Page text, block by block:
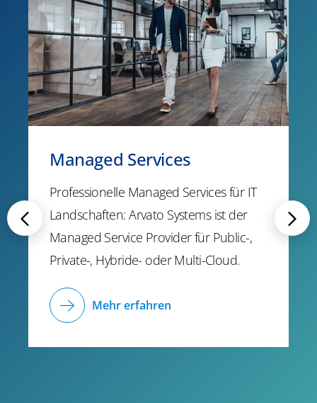
Managed Services
Professionelle Managed Services für IT
Landschaften: Arvato Systems ist der
Managed Service Provider für Public-,
Private-, Hybride- oder Multi-Cloud.
Mehr erfahren